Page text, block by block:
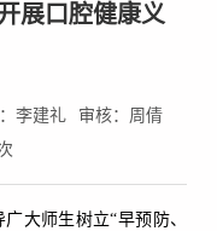
展口腔健康义
李建礼
审核：周倩
大师生树立“早预防、